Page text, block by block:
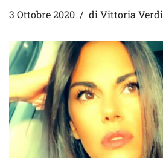
3 Ottobre 2020 di Vittoria Verdi